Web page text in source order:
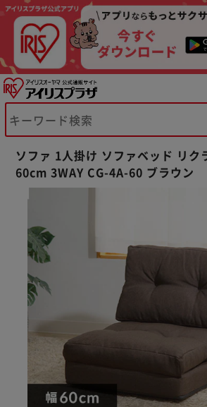
ソファ 1人掛け ソファベッド リク
60cm 3WAY CG-4A-60 ブラウン